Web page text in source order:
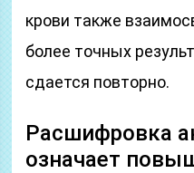
крови также
более точных
сдается повторно.
Расшифровка
означает